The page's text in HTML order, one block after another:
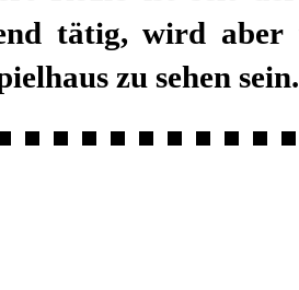
zu sehen sein.